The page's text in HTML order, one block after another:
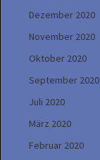
Dezember 2020
November 2020
Oktober 2020
September 2020
Juli 2020
März 2020
Februar 2020